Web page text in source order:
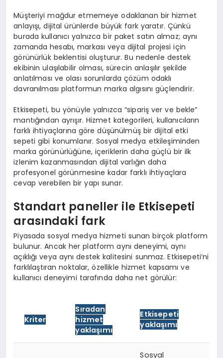
Müşteriyi mağdur etmemeye odaklanan bir hizmet
anlayışı, dijital ürünlerde büyük fark yaratır. Çünkü
burada kullanıcı yalnızca bir paket satın almaz; aynı
zamanda hesabı, markası veya dijital projesi için
görünürlük beklentisi oluşturur. Bu nedenle destek
ekibinin ulaşılabilir olması, sürecin anlaşılır şekilde
anlatılması ve olası sorunlarda çözüm odaklı
davranılması platformun marka algısını güçlendirir.
Etkisepeti, bu yönüyle yalnızca “sipariş ver ve bekle”
mantığından ayrışır. Hizmet kategorileri, kullanıcıların
farklı ihtiyaçlarına göre düşünülmüş bir dijital etki
sepeti gibi konumlanır. Sosyal medya etkileşiminden
marka görünürlüğüne, içeriklerin daha güçlü bir ilk
izlenim kazanmasından dijital varlığın daha
profesyonel görünmesine kadar farklı ihtiyaçlara
cevap verebilen bir yapı sunar.
Standart paneller ile Etkisepeti
arasındaki fark
Piyasada sosyal medya hizmeti sunan birçok platform
bulunur. Ancak her platform aynı deneyimi, aynı
açıklığı veya aynı destek kalitesini sunmaz. Etkisepeti’ni
farklılaştıran noktalar, özellikle hizmet kapsamı ve
kullanıcı deneyimi tarafında daha net görülür:
Kriter
Sıradan
hizmet
yaklaşımı
Etkisepeti
yaklaşımı
Sosyal